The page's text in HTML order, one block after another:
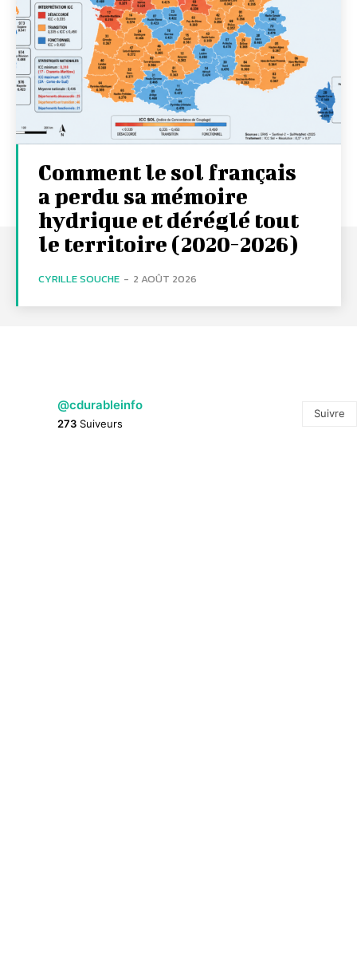
Comment le sol français
a perdu sa mémoire
hydrique et déréglé tout
le territoire (2020-2026)
CYRILLE SOUCHE - 2 AOÛT 2026
@cdurableinfo
273 Suiveurs
Suivre